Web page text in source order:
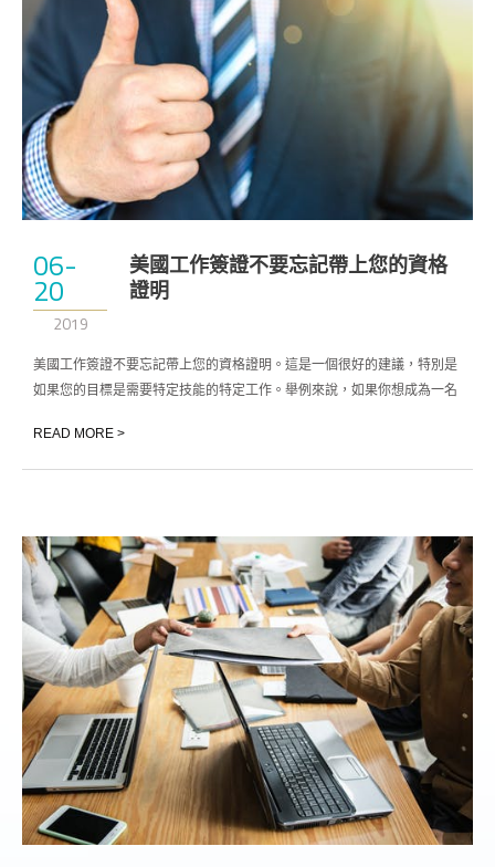
06-
20
2019
美國工作簽證不要忘記帶上您的資格
證明
美國工作簽證不要忘記帶上您的資格證明。這是一個很好的建議，特別是
如果您的目標是需要特定技能的特定工作。舉例來說，如果你想成為一名
READ MORE >